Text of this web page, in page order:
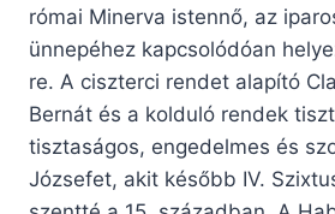
római Minerva istennő, az
ünnepéhez kapcsolódóan
re. A ciszterci rendet alapító
Bernát és a kolduló rendek
tisztaságos, engedelmes és
Józsefet, akit később IV.